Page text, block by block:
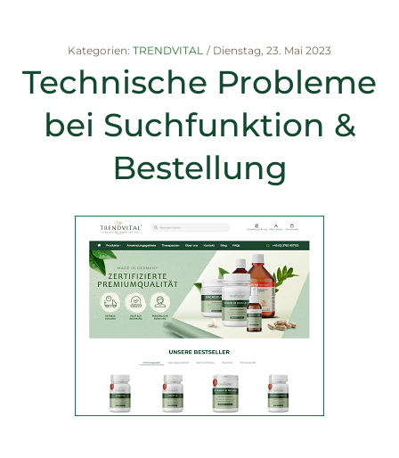
Kategorien: TRENDVITAL / Dienstag, 23. Mai 2023
Technische Probleme
bei Suchfunktion &
Bestellung